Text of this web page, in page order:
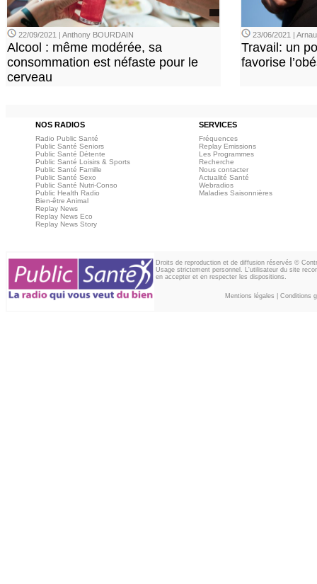
22/09/2021 | Anthony BOURDAIN
Alcool : même modérée, sa
consommation est néfaste pour le
cerveau
23/06/2021 |
Travail: un
favorise
NOS RADIOS SERVICES
Radio Public Santé
Public Santé Seniors
Public Santé Détente
Public Santé Loisirs & Sports
Public Santé Famille
Public Santé Sexo
Public Santé Nutri-Conso
Public Health Radio
Bien-être Animal
Replay News
Replay News Eco
Replay News Story
Fréquences
Replay Emissions
Les Programmes
Recherche
Nous contacter
Actualité Santé
Webradios
Maladies Saisonnières
Droits de reproduction et de diffusion réservés ©
Usage strictement personnel. L'utilisateur du site
en accepter et en respecter les dispositions.
Mentions légales Conditions